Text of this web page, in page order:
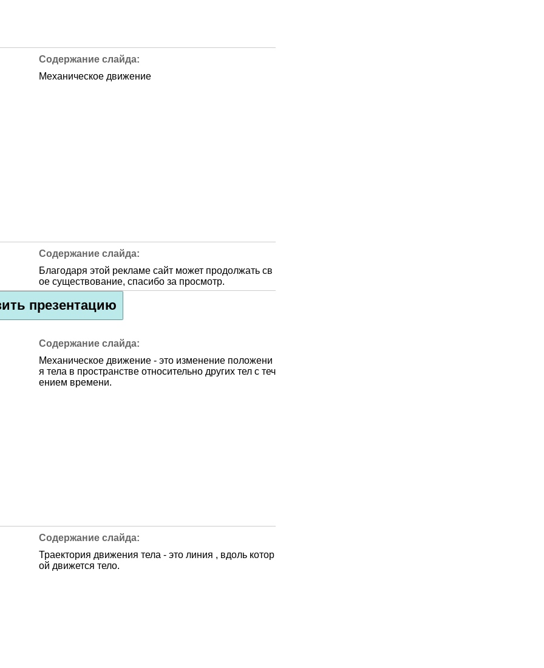
Механическое движение
Благодаря этой рекламе сайт может продолжать св
ое существование, спасибо за просмотр.
презентацию
Механическое движение - это изменение положени
я тела в пространстве относительно других тел с теч
ением времени.
Траектория движения тела - это линия , вдоль котор
ой движется тело.